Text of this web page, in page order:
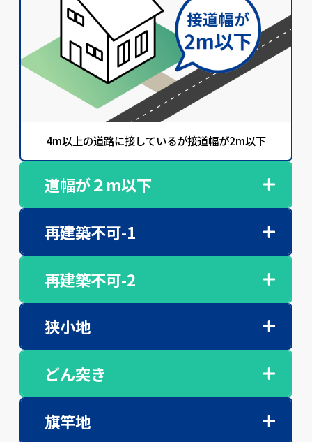
4m以上の道路に接しているが接道幅が2m以下
道幅が２m以下
再建築不可-1
再建築不可-2
狭小地
どん突き
旗竿地